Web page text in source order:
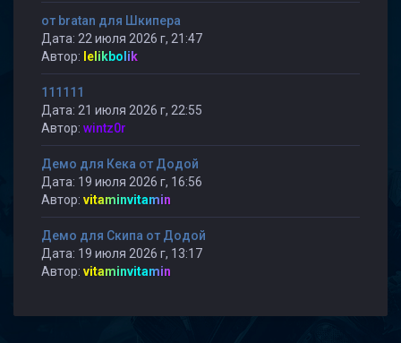
от bratan для Шкипера
Дата: 22 июля 2026 г, 21:47
Автор: lelikbolik
111111
Дата: 21 июля 2026 г, 22:55
Автор: wintz0r
Демо для Кека от Додой
Дата: 19 июля 2026 г, 16:56
Автор: vitaminvitamin
Демо для Скипа от Додой
Дата: 19 июля 2026 г, 13:17
Автор: vitaminvitamin